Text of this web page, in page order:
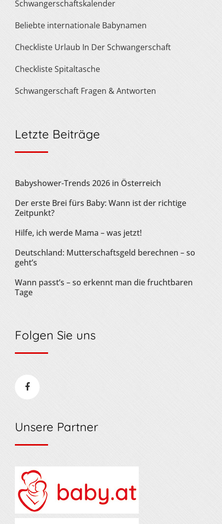
Schwangerschaftskalender
Beliebte internationale Babynamen
Checkliste Urlaub In Der Schwangerschaft
Checkliste Spitaltasche
Schwangerschaft Fragen & Antworten
Letzte Beiträge
Babyshower-Trends 2026 in Österreich
Der erste Brei fürs Baby: Wann ist der richtige
Zeitpunkt?
Hilfe, ich werde Mama – was jetzt!
Deutschland: Mutterschaftsgeld berechnen – so
geht’s
Wann passt’s – so erkennt man die fruchtbaren
Tage
Folgen Sie uns
Unsere Partner